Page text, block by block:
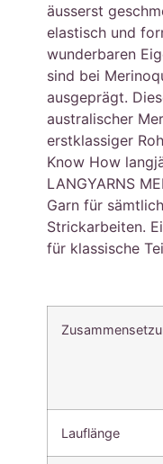
äusserst
elastisch und
wunderbaren
sind bei
ausgeprägt.
australischer
erstklassiger
Know How
LANGYARNS
Garn für
Strickarbeiten.
für klassische
Lauflänge